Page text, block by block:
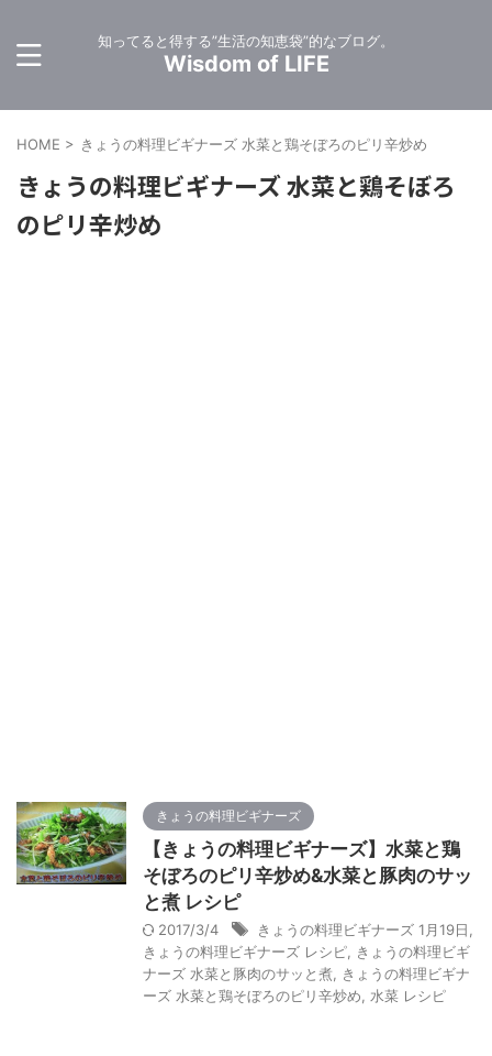
知ってると得する”生活の知恵袋”的なブログ。
Wisdom of LIFE
HOME > きょうの料理ビギナーズ 水菜と鶏そぼろのピリ辛炒め
きょうの料理ビギナーズ 水菜と鶏そぼろ
のピリ辛炒め
きょうの料理ビギナーズ
【きょうの料理ビギナーズ】水菜と鶏
そぼろのピリ辛炒め&水菜と豚肉のサッ
と煮 レシピ
2017/3/4 きょうの料理ビギナーズ 1月19日
きょうの料理ビギナーズ レシピ
きょうの料理ビギ
ナーズ 水菜と豚肉のサッと煮
きょうの料理ビギナ
ーズ 水菜と鶏そぼろのピリ辛炒め
水菜 レシピ